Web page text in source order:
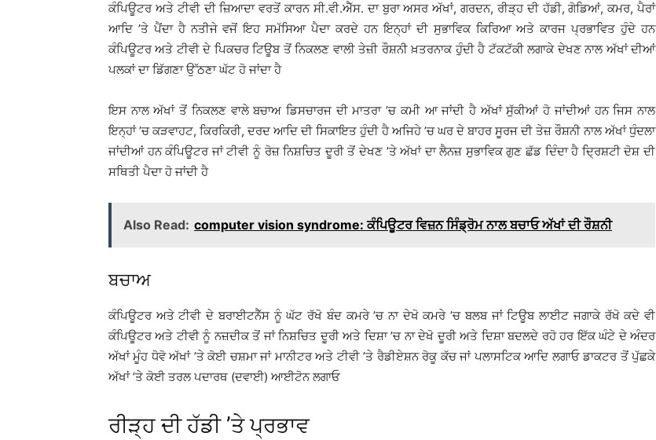
ਕੰਪਿਊਟਰ ਅਤੇ ਟੀਵੀ ਦੀ ਜ਼ਿਆਦਾ ਵਰਤੋਂ ਕਾਰਨ ਸੀ.ਵੀ.ਐੱਸ. ਦਾ ਬੁਰਾ ਅਸਰ ਅੱਖਾਂ, ਗਰਦਨ, ਰੀੜ੍ਹ ਦੀ ਹੱਡੀ, ਗੋਡਿਆਂ, ਕਮਰ, ਪੈਰਾਂ
ਆਦਿ ’ਤੇ ਪੈਂਦਾ ਹੈ ਨਤੀਜੇ ਵਜੋਂ ਇਹ ਸਮੱਸਿਆ ਪੈਦਾ ਕਰਦੇ ਹਨ ਇਨ੍ਹਾਂ ਦੀ ਸੁਭਾਵਿਕ ਕਿਰਿਆ ਅਤੇ ਕਾਰਜ ਪ੍ਰਭਾਵਿਤ ਹੁੰਦੇ ਹਨ
ਕੰਪਿਊਟਰ ਅਤੇ ਟੀਵੀ ਦੇ ਪਿਕਚਰ ਟਿਊਬ ਤੋਂ ਨਿਕਲਣ ਵਾਲੀ ਤੇਜ਼ੀ ਰੌਸ਼ਨੀ ਖ਼ਤਰਨਾਕ ਹੁੰਦੀ ਹੈ ਟੱਕਟੱਕੀ ਲਗਾਕੇ ਦੇਖਣ ਨਾਲ ਅੱਖਾਂ ਦੀਆਂ
ਪਲਕਾਂ ਦਾ ਡਿੱਗਣਾ ਉੱਠਣਾ ਘੱਟ ਹੋ ਜਾਂਦਾ ਹੈ
ਇਸ ਨਾਲ ਅੱਖਾਂ ਤੋਂ ਨਿਕਲਣ ਵਾਲੇ ਬਚਾਅ ਡਿਸਚਾਰਜ ਦੀ ਮਾਤਰਾ ’ਚ ਕਮੀ ਆ ਜਾਂਦੀ ਹੈ ਅੱਖਾਂ ਸੁੱਕੀਆਂ ਹੋ ਜਾਂਦੀਆਂ ਹਨ ਜਿਸ ਨਾਲ
ਇਨ੍ਹਾਂ ’ਚ ਕੜਵਾਹਟ, ਕਿਰਕਿਰੀ, ਦਰਦ ਆਦਿ ਦੀ ਸਿਕਾਇਤ ਹੁੰਦੀ ਹੈ ਅਜਿਹੇ ’ਚ ਘਰ ਦੇ ਬਾਹਰ ਸੂਰਜ ਦੀ ਤੇਜ਼ ਰੌਸ਼ਨੀ ਨਾਲ ਅੱਖਾਂ ਧੁੰਦਲਾ
ਜਾਂਦੀਆਂ ਹਨ ਕੰਪਿਊਟਰ ਜਾਂ ਟੀਵੀ ਨੂੰ ਰੋਜ਼ ਨਿਸ਼ਚਿਤ ਦੂਰੀ ਤੋਂ ਦੇਖਣ ’ਤੇ ਅੱਖਾਂ ਦਾ ਲੈਨਜ਼ ਸੁਭਾਵਿਕ ਗੁਣ ਛੱਡ ਦਿੰਦਾ ਹੈ ਦ੍ਰਿਸ਼ਟੀ ਦੋਸ਼ ਦੀ
ਸਥਿਤੀ ਪੈਦਾ ਹੋ ਜਾਂਦੀ ਹੈ
Also Read: computer vision syndrome: ਕੰਪਿਊਟਰ ਵਿਜ਼ਨ ਸਿੰਡ੍ਰੋਮ ਨਾਲ ਬਚਾਓ ਅੱਖਾਂ ਦੀ ਰੌਸ਼ਨੀ
ਬਚਾਅ
ਕੰਪਿਊਟਰ ਅਤੇ ਟੀਵੀ ਦੇ ਬਰਾਈਟਨੈੱਸ ਨੂੰ ਘੱਟ ਰੱਖੋ ਬੰਦ ਕਮਰੇ ’ਚ ਨਾ ਦੇਖੋ ਕਮਰੇ ’ਚ ਬਲਬ ਜਾਂ ਟਿਊਬ ਲਾਈਟ ਜਗਾਕੇ ਰੱਖੋ ਕਦੇ ਵੀ
ਕੰਪਿਊਟਰ ਅਤੇ ਟੀਵੀ ਨੂੰ ਨਜ਼ਦੀਕ ਤੋਂ ਜਾਂ ਨਿਸ਼ਚਿਤ ਦੂਰੀ ਅਤੇ ਦਿਸ਼ਾ ’ਚ ਨਾ ਦੇਖੋ ਦੂਰੀ ਅਤੇ ਦਿਸ਼ਾ ਬਦਲਦੇ ਰਹੋ ਹਰ ਇੱਕ ਘੰਟੇ ਦੇ ਅੰਦਰ
ਅੱਖਾਂ ਮੂੰਹ ਧੋਵੋ ਅੱਖਾਂ ’ਤੇ ਕੋਈ ਚਸ਼ਮਾ ਜਾਂ ਮਾਨੀਟਰ ਅਤੇ ਟੀਵੀ ’ਤੇ ਰੈਡੀਏਸ਼ਨ ਰੋਕੂ ਕੱਚ ਜਾਂ ਪਲਾਸਟਿਕ ਆਦਿ ਲਗਾਓ ਡਾਕਟਰ ਤੋਂ ਪੁੱਛਕੇ
ਅੱਖਾਂ ’ਤੇ ਕੋਈ ਤਰਲ ਪਦਾਰਥ (ਦਵਾਈ) ਆਈਟੋਨ ਲਗਾਓ
ਰੀੜ੍ਹ ਦੀ ਹੱਡੀ ’ਤੇ ਪ੍ਰਭਾਵ